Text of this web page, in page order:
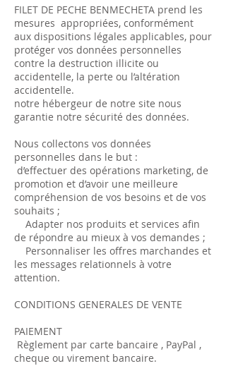
FILET DE PECHE BENMECHETA prend les
mesures appropriées, conformément
aux dispositions légales applicables, pour
protéger vos données personnelles
contre la destruction illicite ou
accidentelle, la perte ou l’altération
accidentelle.
notre hébergeur de notre site nous
garantie notre sécurité des données.
Nous collectons vos données
personnelles dans le but :
d’effectuer des opérations marketing, de
promotion et d’avoir une meilleure
compréhension de vos besoins et de vos
souhaits ;
Adapter nos produits et services afin
de répondre au mieux à vos demandes ;
Personnaliser les offres marchandes et
les messages relationnels à votre
attention.
CONDITIONS GENERALES DE VENTE
PAIEMENT
Règlement par carte bancaire , PayPal ,
cheque ou virement bancaire.